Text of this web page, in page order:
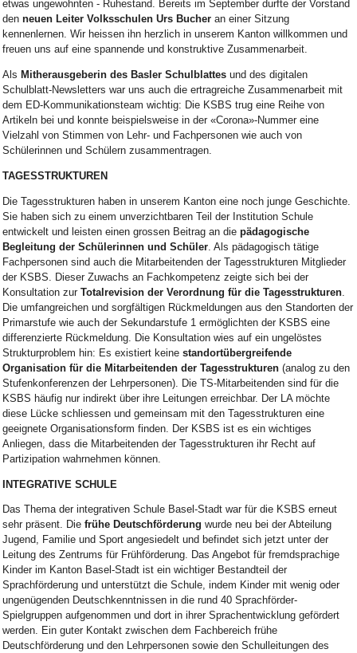
etwas ungewohnten - Ruhestand. Bereits im September durfte der Vorstand
den neuen Leiter Volksschulen Urs Bucheran einer Sitzung
kennenlernen. Wir heissen ihn herzlich in unserem Kanton willkommen und
freuen uns auf eine spannende und konstruktive Zusammenarbeit.
Als Mitherausgeberin des Basler Schulblattesund des digitalen
Schulblatt-Newsletters war uns auch die ertragreiche Zusammenarbeit mit
dem ED-Kommunikationsteam wichtig: Die KSBS trug eine Reihe von
Artikeln bei und konnte beispielsweise in der «Corona»-Nummer eine
Vielzahl von Stimmen von Lehr- und Fachpersonen wie auch von
Schülerinnen und Schülern zusammentragen.
TAGESSTRUKTUREN
Die Tagesstrukturen haben in unserem Kanton eine noch junge Geschichte.
Sie haben sich zu einem unverzichtbaren Teil der Institution Schule
entwickelt und leisten einen grossen Beitrag an die pädagogische
Begleitung der Schülerinnen und Schüler. Als pädagogisch tätige
Fachpersonen sind auch die Mitarbeitenden der Tagesstrukturen Mitglieder
der KSBS. Dieser Zuwachs an Fachkompetenz zeigte sich bei der
Konsultation zur Totalrevision der Verordnung für die Tagesstrukturen.
Die umfangreichen und sorgfältigen Rückmeldungen aus den Standorten der
Primarstufe wie auch der Sekundarstufe 1 ermöglichten der KSBS eine
differenzierte Rückmeldung. Die Konsultation wies auf ein ungelöstes
Strukturproblem hin: Es existiert keine standortübergreifende
Organisation für die Mitarbeitenden der Tagesstrukturen(analog zu den
Stufenkonferenzen der Lehrpersonen). Die TS-Mitarbeitenden sind für die
KSBS häufig nur indirekt über ihre Leitungen erreichbar. Der LA möchte
diese Lücke schliessen und gemeinsam mit den Tagesstrukturen eine
geeignete Organisationsform finden. Der KSBS ist es ein wichtiges
Anliegen, dass die Mitarbeitenden der Tagesstrukturen ihr Recht auf
Partizipation wahrnehmen können.
INTEGRATIVE SCHULE
Das Thema der integrativen Schule Basel-Stadt war für die KSBS erneut
sehr präsent. Die frühe Deutschförderung wurde neu bei der Abteilung
Jugend, Familie und Sport angesiedelt und befindet sich jetzt unter der
Leitung des Zentrums für Frühförderung. Das Angebot für fremdsprachige
Kinder im Kanton Basel-Stadt ist ein wichtiger Bestandteil der
Sprachförderung und unterstützt die Schule, indem Kinder mit wenig oder
ungenügenden Deutschkenntnissen in die rund 40 Sprachförder-
Spielgruppen aufgenommen und dort in ihrer Sprachentwicklung gefördert
werden. Ein guter Kontakt zwischen dem Fachbereich frühe
Deutschförderung und den Lehrpersonen sowie den Schulleitungen des